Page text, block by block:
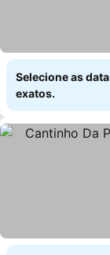
Selecione as
exatos.